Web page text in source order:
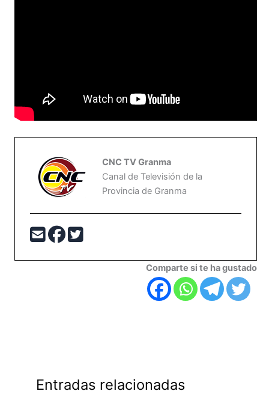
CNC TV Granma
Canal de Televisión de la
Provincia de Granma
Comparte si te ha gustado
Entradas relacionadas